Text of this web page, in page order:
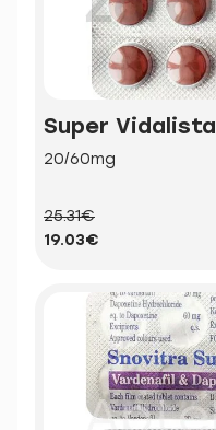
Super Vidalista
20/60mg
25.31€
19.03€